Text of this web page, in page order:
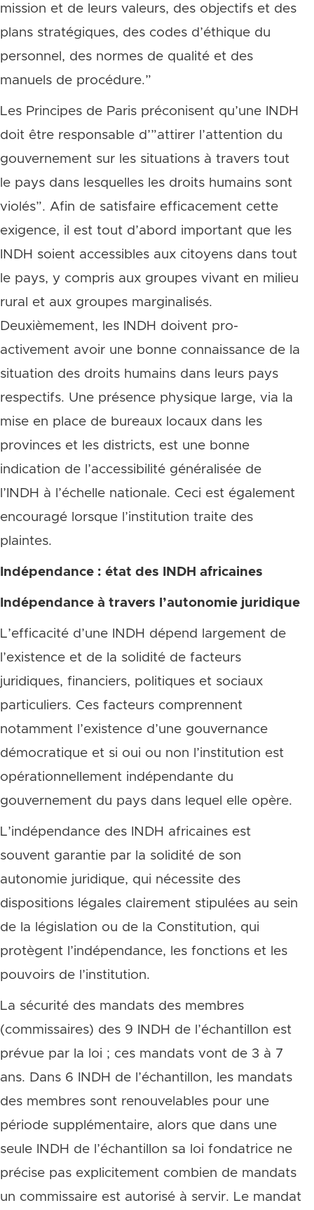
mission et de leurs valeurs, des objectifs et des
plans stratégiques, des codes d’éthique du
personnel, des normes de qualité et des
manuels de procédure.”
Les Principes de Paris préconisent qu’une INDH
doit être responsable d’”attirer l’attention du
gouvernement sur les situations à travers tout
le pays dans lesquelles les droits humains sont
violés”. Afin de satisfaire efficacement cette
exigence, il est tout d’abord important que les
INDH soient accessibles aux citoyens dans tout
le pays, y compris aux groupes vivant en milieu
rural et aux groupes marginalisés.
Deuxièmement, les INDH doivent pro-
activement avoir une bonne connaissance de la
situation des droits humains dans leurs pays
respectifs. Une présence physique large, via la
mise en place de bureaux locaux dans les
provinces et les districts, est une bonne
indication de l’accessibilité généralisée de
l’INDH à l’échelle nationale. Ceci est également
encouragé lorsque l’institution traite des
plaintes.
Indépendance : état des INDH africaines
Indépendance à travers l’autonomie juridique
L’efficacité d’une INDH dépend largement de
l’existence et de la solidité de facteurs
juridiques, financiers, politiques et sociaux
particuliers. Ces facteurs comprennent
notamment l’existence d’une gouvernance
démocratique et si oui ou non l’institution est
opérationnellement indépendante du
gouvernement du pays dans lequel elle opère.
L’indépendance des INDH africaines est
souvent garantie par la solidité de son
autonomie juridique, qui nécessite des
dispositions légales clairement stipulées au sein
de la législation ou de la Constitution, qui
protègent l’indépendance, les fonctions et les
pouvoirs de l’institution.
La sécurité des mandats des membres
(commissaires) des 9 INDH de l’échantillon est
prévue par la loi ; ces mandats vont de 3 à 7
ans. Dans 6 INDH de l’échantillon, les mandats
des membres sont renouvelables pour une
période supplémentaire, alors que dans une
seule INDH de l’échantillon sa loi fondatrice ne
précise pas explicitement combien de mandats
un commissaire est autorisé à servir. Le mandat